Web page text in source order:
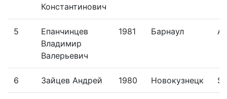
Константинович
5
Епанчинцев
Владимир
Валерьевич
1981 Барнаул
6 Зайцев Андрей 1980 Новокузнецк